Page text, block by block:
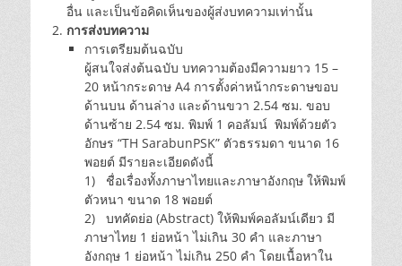
อื่น และเป็นข้อคิดเห็นของผู้ส่งบทความเท่านั้น
การส่งบทความ
การเตรียมต้นฉบับ
ผู้สนใจส่งต้นฉบับ บทความต้องมีความยาว 15 –
20 หน้ากระดาษ A4 การตั้งค่าหน้ากระดาษขอบ
ด้านบน ด้านล่าง และด้านขวา 2.54 ซม. ขอบ
ด้านซ้าย 2.54 ซม. พิมพ์ 1 คอลัมน์ พิมพ์ด้วยตัว
อักษร “TH SarabunPSK” ตัวธรรมดา ขนาด 16
พอยต์ มีรายละเอียดดังนี้
1) ชื่อเรื่องทั้งภาษาไทยและภาษาอังกฤษ ให้พิมพ์
ตัวหนา ขนาด 18 พอยต์
2) บทคัดย่อ (Abstract) ให้พิมพ์คอลัมน์เดียว มี
ภาษาไทย 1 ย่อหน้า ไม่เกิน 30 คำ และภาษา
อังกฤษ 1 ย่อหน้า ไม่เกิน 250 คำ โดยเนื้อหาใน